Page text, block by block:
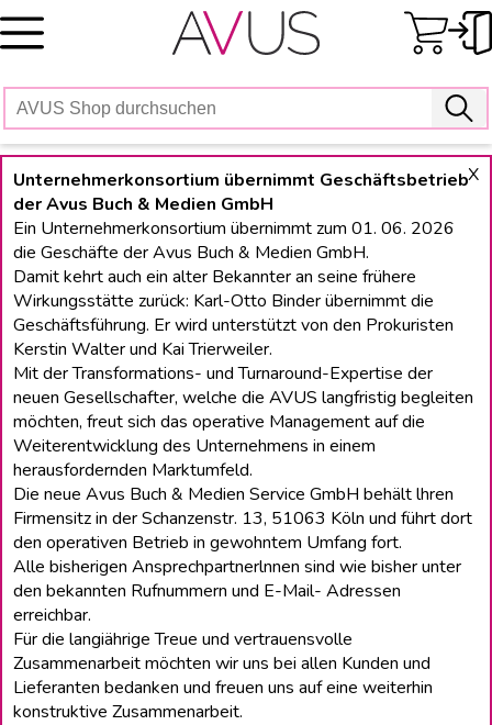
Skip
to
X
Unternehmerkonsortium übernimmt Geschäftsbetrieb
der Avus Buch & Medien GmbH
Ein Unternehmerkonsortium übernimmt zum 01. 06. 2026
die Geschäfte der Avus Buch & Medien GmbH.
Damit kehrt auch ein alter Bekannter an seine frühere
Wirkungsstätte zurück: Karl-Otto Binder übernimmt die
Geschäftsführung. Er wird unterstützt von den Prokuristen
Kerstin Walter und Kai Trierweiler.
Mit der Transformations- und Turnaround-Expertise der
neuen Gesellschafter, welche die AVUS langfristig begleiten
möchten, freut sich das operative Management auf die
Weiterentwicklung des Unternehmens in einem
herausfordernden Marktumfeld.
Die neue Avus Buch & Medien Service GmbH behält lhren
Firmensitz in der Schanzenstr. 13, 51063 Köln und führt dort
den operativen Betrieb in gewohntem Umfang fort.
Alle bisherigen Ansprechpartnerlnnen sind wie bisher unter
den bekannten Rufnummern und E-Mail- Adressen
erreichbar.
Für die langiährige Treue und vertrauensvolle
Zusammenarbeit möchten wir uns bei allen Kunden und
Lieferanten bedanken und freuen uns auf eine weiterhin
konstruktive Zusammenarbeit.